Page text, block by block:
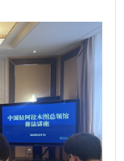
稿：刑事法学院
了在场师生，也
在互动交流环节，
协议有什么效
心解答，并赠送
动用法。 专题宣
系统阐述调解服务
调解的差异，生动